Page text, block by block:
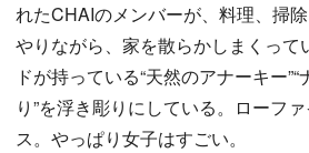
れたCHAIのメンバーが、料理、掃
やりながら、家を散らかしまくって
ドが持っている“天然のアナーキー
り”を浮き彫りにしている。ローフ
ス。やっぱり女子はすごい。